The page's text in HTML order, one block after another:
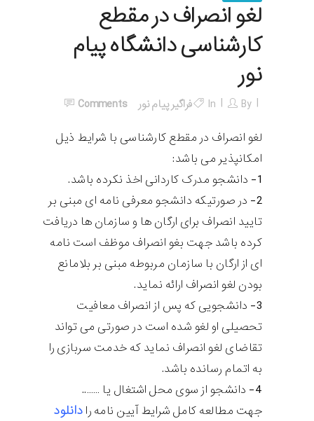
لغو انصراف در مقطع
کارشناسی دانشگاه پیام
نور
By
In فراگیر پیام نور Comments
لغو انصراف در مقطع کارشناسی با شرایط ذیل
امکانپذیر می باشد:
1- دانشجو مدرک کاردانی اخذ نکرده باشد.
2- در صورتیکه دانشجو معرفی نامه ای مبنی بر
تایید انصراف برای ارگان ها و سازمان ها دریافت
کرده باشد جهت بغو انصراف موظف است نامه
ای از ارگان با سازمان مربوطه مبنی بر بلامانع
بودن لغو انصراف ارائه نماید.
3- دانشجویی که پس از انصراف معافیت
تحصیلی او لغو شده است در صورتی می تواند
تقاضای لغو انصراف نماید که خدمت سربازی را
به اتمام رسانده باشد.
4- دانشجو از سوی محل اشتغال یا ……..
جهت مطالعه کامل شرایط آیین نامه را دانلود